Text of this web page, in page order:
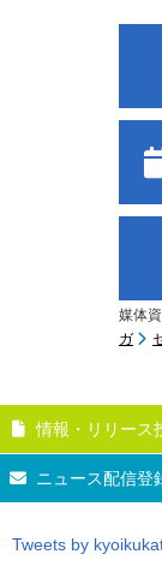
媒体
ガ
情報・リリース
ニュース配信登
Tweets by